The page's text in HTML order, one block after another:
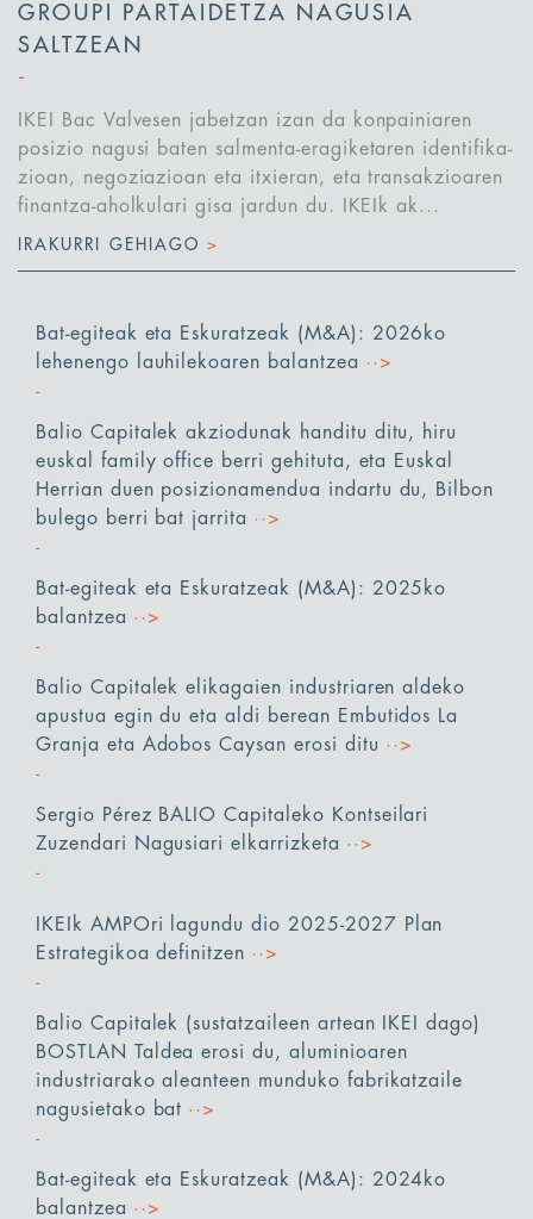
GROUPI PARTAIDETZA NAGUSIA
SALTZEAN
IKEI Bac Valvesen jabetzan izan da konpainiaren
posizio nagusi baten salmenta-eragiketaren identifika-
zioan, negoziazioan eta itxieran, eta transakzioaren
finantza-aholkulari gisa jardun du. IKEIk ak...
IRAKURRI GEHIAGO >
Bat-egiteak eta Eskuratzeak (M&A): 2026ko
lehenengo lauhilekoaren balantzea ··>
Balio Capitalek akziodunak handitu ditu, hiru
euskal family office berri gehituta, eta Euskal
Herrian duen posizionamendua indartu du, Bilbon
bulego berri bat jarrita ··>
Bat-egiteak eta Eskuratzeak (M&A): 2025ko
balantzea ··>
Balio Capitalek elikagaien industriaren aldeko
apustua egin du eta aldi berean Embutidos La
Granja eta Adobos Caysan erosi ditu ··>
Sergio Pérez BALIO Capitaleko Kontseilari
Zuzendari Nagusiari elkarrizketa ··>
IKEIk AMPOri lagundu dio 2025-2027 Plan
Estrategikoa definitzen ··>
Balio Capitalek (sustatzaileen artean IKEI dago)
BOSTLAN Taldea erosi du, aluminioaren
industriarako aleanteen munduko fabrikatzaile
nagusietako bat ··>
Bat-egiteak eta Eskuratzeak (M&A): 2024ko
balantzea ··>